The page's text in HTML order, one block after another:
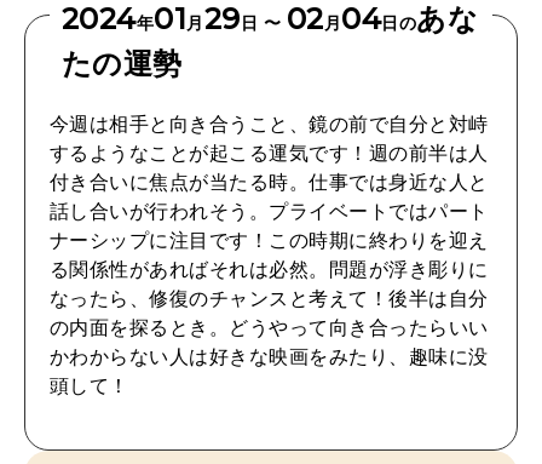
MAMA
ママもいろいろ
SUSTAINABLE
わたしができること
CULTURE
自分を耕す
2024年01月29日 〜 02月04日のあな
たの運勢
今週は相手と向き合うこと、鏡の前で自分と対峙
するようなことが起こる運気です！週の前半は人
付き合いに焦点が当たる時。仕事では身近な人と
話し合いが行われそう。プライベートではパート
ナーシップに注目です！この時期に終わりを迎え
る関係性があればそれは必然。問題が浮き彫りに
なったら、修復のチャンスと考えて！後半は自分
の内面を探るとき。どうやって向き合ったらいい
かわからない人は好きな映画をみたり、趣味に没
頭して！